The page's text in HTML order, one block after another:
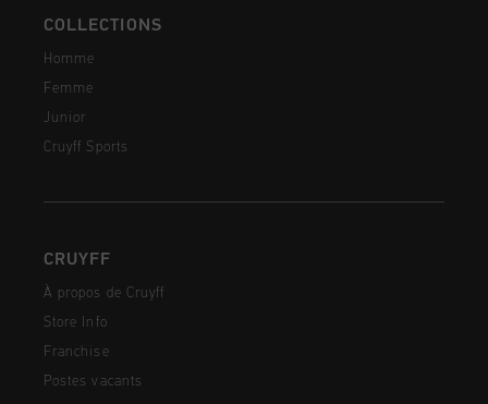
COLLECTIONS
Homme
Femme
Junior
Cruyff Sports
CRUYFF
À propos de Cruyff
Store Info
Franchise
Postes vacants